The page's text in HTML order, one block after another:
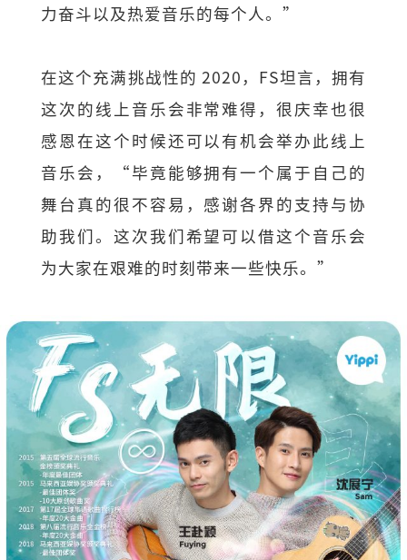
力奋斗以及热爱音乐的每个人。”
在这个充满挑战性的 2020，FS坦言，拥有
这次的线上音乐会非常难得，很庆幸也很
感恩在这个时候还可以有机会举办此线上
音乐会，“毕竟能够拥有一个属于自己的
舞台真的很不容易，感谢各界的支持与协
助我们。这次我们希望可以借这个音乐会
为大家在艰难的时刻带来一些快乐。”